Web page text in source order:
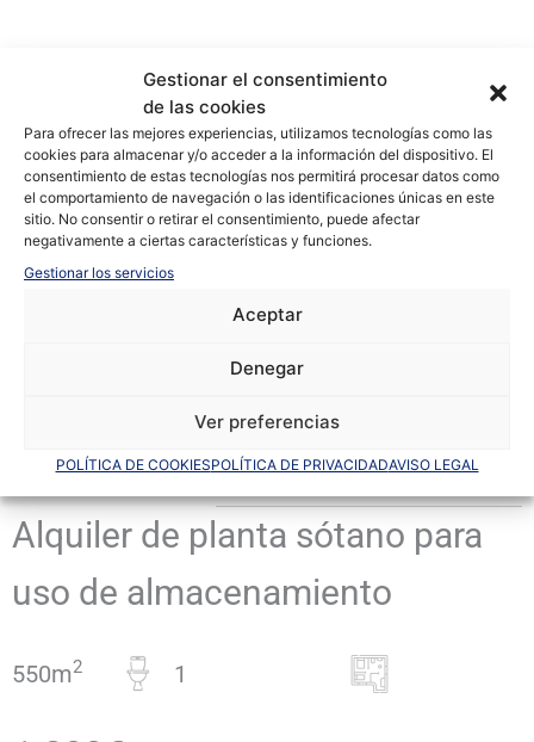
Gestionar el consentimiento
de las cookies
Para ofrecer las mejores experiencias, utilizamos tecnologías como las
cookies para almacenar y/o acceder a la información del dispositivo. El
consentimiento de estas tecnologías nos permitirá procesar datos como
el comportamiento de navegación o las identificaciones únicas en este
sitio. No consentir o retirar el consentimiento, puede afectar
negativamente a ciertas características y funciones.
Gestionar los servicios
Aceptar
Denegar
Ver preferencias
POLÍTICA DE COOKIESPOLÍTICA DE PRIVACIDADAVISO LEGAL
Centro
Alquiler de planta sótano para
uso de almacenamiento
550m2 1